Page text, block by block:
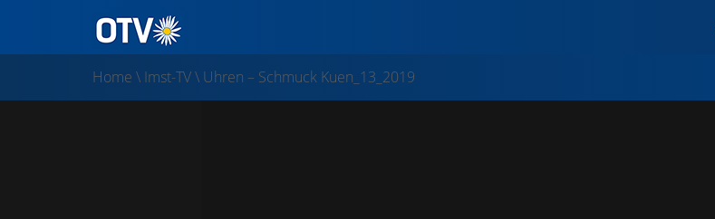
Home \ Imst-TV\ Uhren – Schmuck Kuen_13_2019